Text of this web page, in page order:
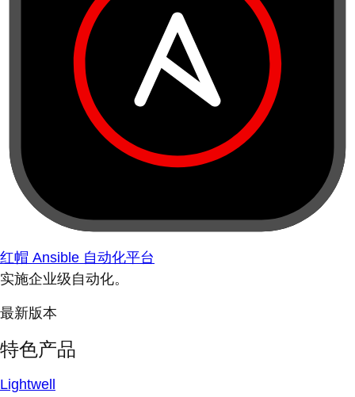
红帽 Ansible 自动化平台
实施企业级自动化。
最新版本
特色产品
Lightwell